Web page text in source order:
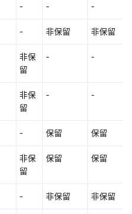
- - -
- 非保留 非保留
非保
留
- -
非保
留
- -
- 保留 保留
非保
留
保留 保留
- 非保留 非保留